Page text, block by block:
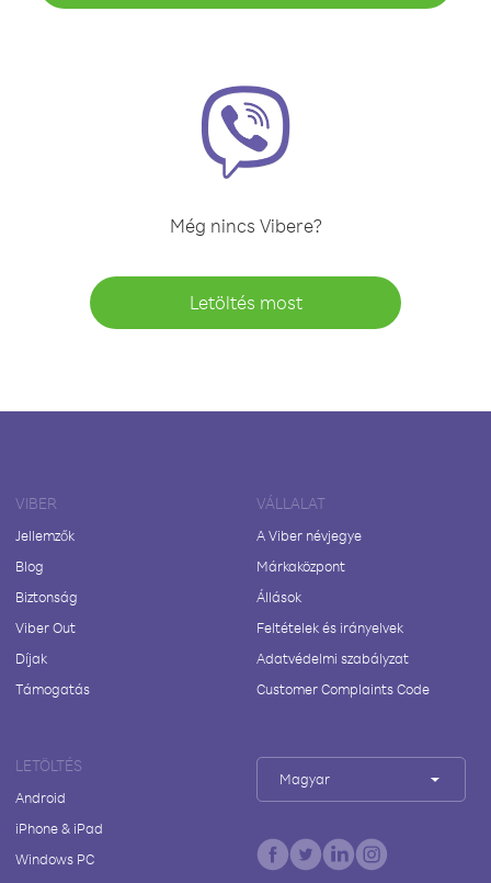
Még nincs Vibere?
Letöltés most
VIBER
Jellemzők
Blog
Biztonság
Viber Out
Díjak
Támogatás
VÁLLALAT
A Viber névjegye
Márkaközpont
Állások
Feltételek és irányelvek
Adatvédelmi szabályzat
Customer Complaints Code
LETÖLTÉS
Android
iPhone & iPad
Windows PC
Magyar